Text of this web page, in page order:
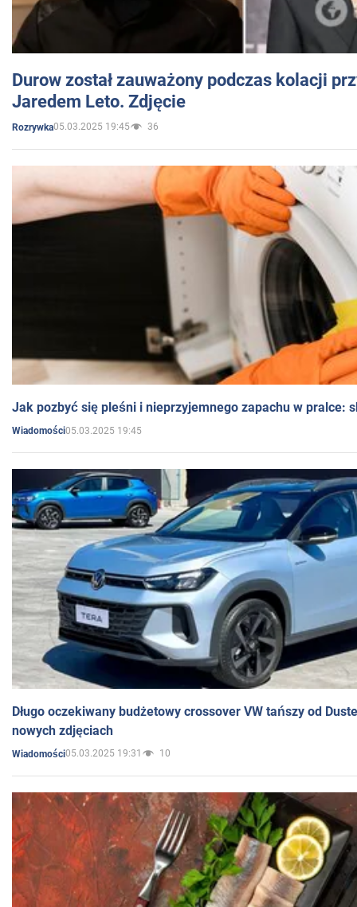
Durow został zauważony podczas kolacji
Jaredem Leto. Zdjęcie
Rozrywka05.03.2025 19:45 36
Jak pozbyć się pleśni i nieprzyjemnego zapachu w pralce:
Wiadomości05.03.2025 19:45
Długo oczekiwany budżetowy crossover VW tańszy od
nowych zdjęciach
Wiadomości05.03.2025 19:31 10